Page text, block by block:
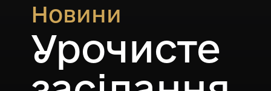
Новини
Урочисте